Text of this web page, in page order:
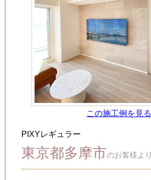
この施工例を見る
PIXYレギュラー
東京都多摩市のお客様より